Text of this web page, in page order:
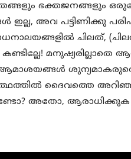
ഭക്തജനങ്ങളും
ഇല്ല, അവ പട്ടിണിക്കു
ചിലത്,
ആമാശയങ്ങൾ
ദൈവത്തെ
അതോ, ആരാധിക്കുക